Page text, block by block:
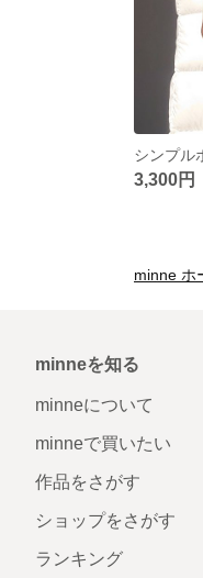
シンプル
3,300円
minne ホ
minneを知る
minneについて
minneで買いたい
作品をさがす
ショップをさがす
ランキング